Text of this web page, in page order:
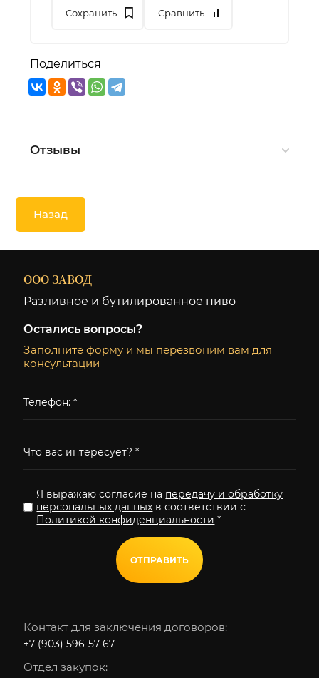
Сравнить
Сохранить
Поделиться
Отзывы
Назад
ООО ЗАВОД
Разливное и бутилированное пиво
Остались вопросы?
Заполните форму и мы перезвоним вам для
консультации
Я выражаю согласие на передачу и обработку
персональных данных в соответствии с
Политикой конфиденциальности *
ОТПРАВИТЬ
Контакт для заключения договоров:
+7 (903) 596-57-67
Отдел закупок: